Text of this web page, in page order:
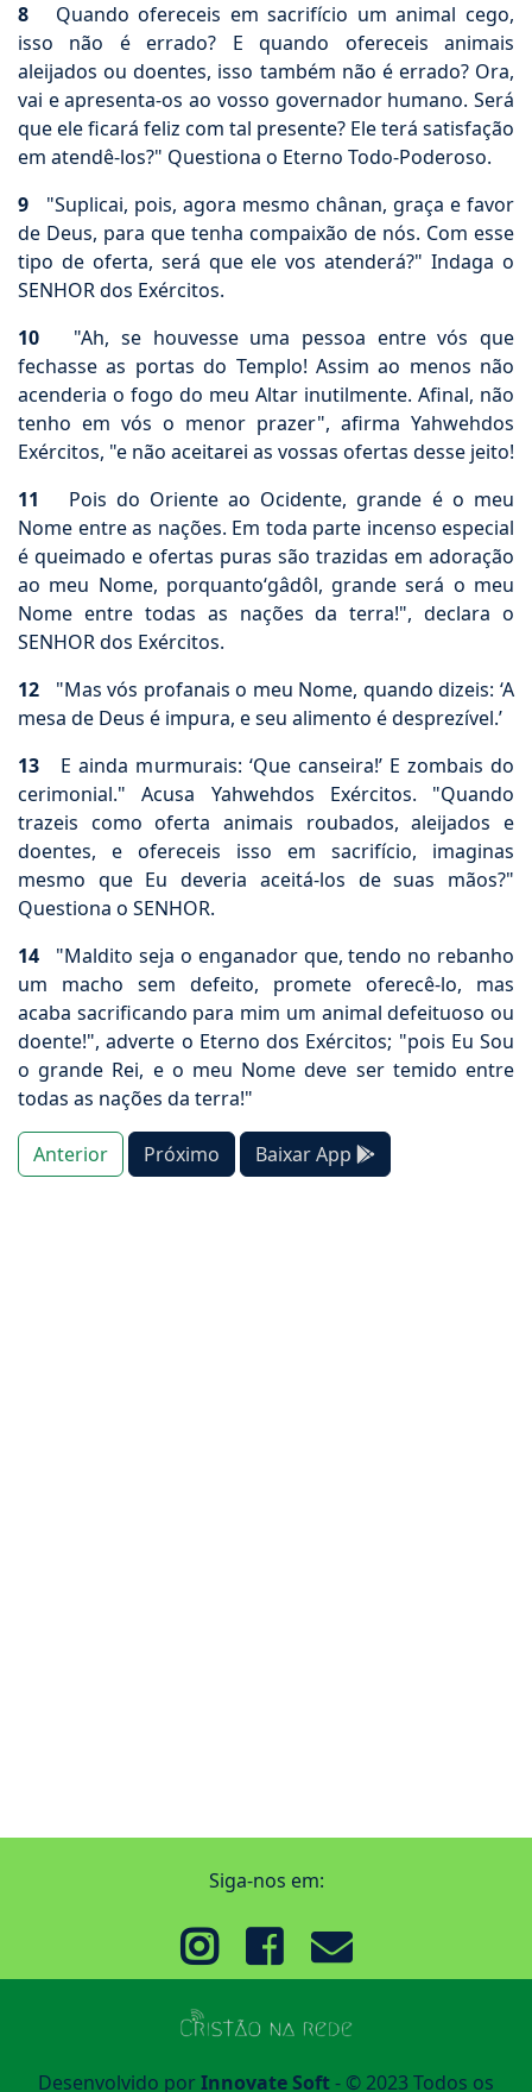
8 Quando ofereceis em sacrifício um animal cego,
isso não é errado? E quando ofereceis animais
aleijados ou doentes, isso também não é errado? Ora,
vai e apresenta-os ao vosso governador humano. Será
que ele ficará feliz com tal presente? Ele terá satisfação
em atendê-los?" Questiona o Eterno Todo-Poderoso.
9 "Suplicai, pois, agora mesmo chânan, graça e favor
de Deus, para que tenha compaixão de nós. Com esse
tipo de oferta, será que ele vos atenderá?" Indaga o
SENHOR dos Exércitos.
10 "Ah, se houvesse uma pessoa entre vós que
fechasse as portas do Templo! Assim ao menos não
acenderia o fogo do meu Altar inutilmente. Afinal, não
tenho em vós o menor prazer", afirma Yahwehdos
Exércitos, "e não aceitarei as vossas ofertas desse jeito!
11 Pois do Oriente ao Ocidente, grande é o meu
Nome entre as nações. Em toda parte incenso especial
é queimado e ofertas puras são trazidas em adoração
ao meu Nome, porquanto‘gâdôl, grande será o meu
Nome entre todas as nações da terra!", declara o
SENHOR dos Exércitos.
12 "Mas vós profanais o meu Nome, quando dizeis: ‘A
mesa de Deus é impura, e seu alimento é desprezível.’
13 E ainda murmurais: ‘Que canseira!’ E zombais do
cerimonial." Acusa Yahwehdos Exércitos. "Quando
trazeis como oferta animais roubados, aleijados e
doentes, e ofereceis isso em sacrifício, imaginas
mesmo que Eu deveria aceitá-los de suas mãos?"
Questiona o SENHOR.
14 "Maldito seja o enganador que, tendo no rebanho
um macho sem defeito, promete oferecê-lo, mas
acaba sacrificando para mim um animal defeituoso ou
doente!", adverte o Eterno dos Exércitos; "pois Eu Sou
o grande Rei, e o meu Nome deve ser temido entre
todas as nações da terra!"
Anterior Próximo Baixar App
Siga-nos em:
Desenvolvido porInnovate Soft- © 2023 Todos os